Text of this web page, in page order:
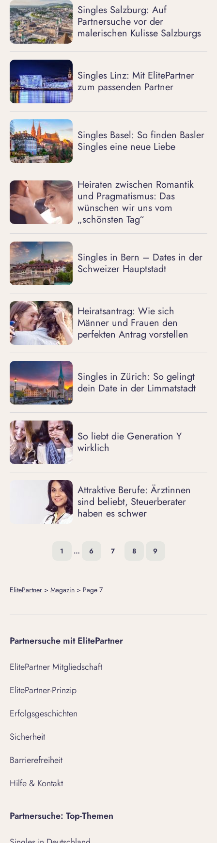
Singles Salzburg: Auf
Partnersuche vor der
malerischen Kulisse Salzburgs
Singles Linz: Mit ElitePartner
zum passenden Partner
Singles Basel: So finden Basler
Singles eine neue Liebe
Heiraten zwischen Romantik
und Pragmatismus: Das
wünschen wir uns vom
„schönsten Tag“
Singles in Bern – Dates in der
Schweizer Hauptstadt
Heiratsantrag: Wie sich
Männer und Frauen den
perfekten Antrag vorstellen
Singles in Zürich: So gelingt
dein Date in der Limmatstadt
So liebt die Generation Y
wirklich
Attraktive Berufe: Ärztinnen
sind beliebt, Steuerberater
haben es schwer
1 … 6 7 8 9
ElitePartner > Magazin > Page 7
Partnersuche mit ElitePartner
ElitePartner Mitgliedschaft
ElitePartner-Prinzip
Erfolgsgeschichten
Sicherheit
Barrierefreiheit
Hilfe & Kontakt
Partnersuche: Top-Themen